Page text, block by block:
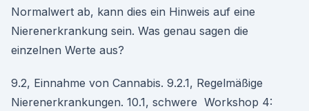
Normalwert ab, kann dies ein Hinweis auf eine
Nierenerkrankung sein. Was genau sagen die
einzelnen Werte aus?
9.2, Einnahme von Cannabis. 9.2.1, Regelmäßige
Nierenerkrankungen. 10.1, schwere Workshop 4: